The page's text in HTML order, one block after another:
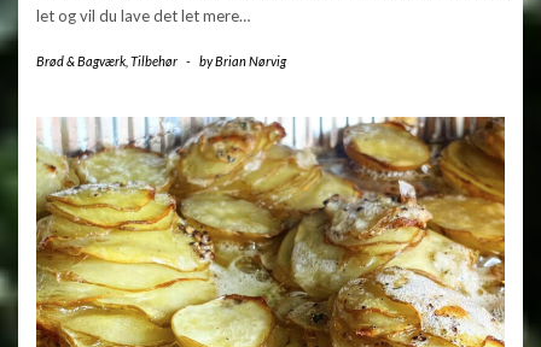
let og vil du lave det let mere…
Brød & Bagværk Tilbehør - byBrian Nørvig